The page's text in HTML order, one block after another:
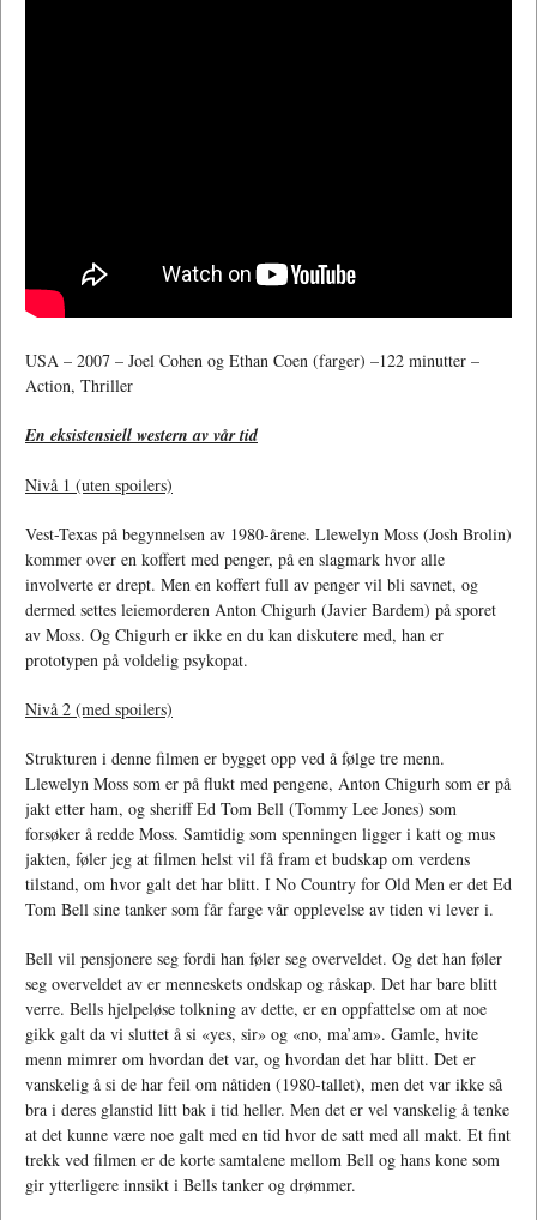
USA – 2007 – Joel Cohen og Ethan Coen (farger) –122 minutter –
Action, Thriller
En eksistensiell western av vår tid
Nivå 1 (uten spoilers)
Vest-Texas på begynnelsen av 1980-årene. Llewelyn Moss (Josh Brolin)
kommer over en koffert med penger, på en slagmark hvor alle
involverte er drept. Men en koffert full av penger vil bli savnet, og
dermed settes leiemorderen Anton Chigurh (Javier Bardem) på sporet
av Moss. Og Chigurh er ikke en du kan diskutere med, han er
prototypen på voldelig psykopat.
Nivå 2 (med spoilers)
Strukturen i denne filmen er bygget opp ved å følge tre menn.
Llewelyn Moss som er på flukt med pengene, Anton Chigurh som er på
jakt etter ham, og sheriff Ed Tom Bell (Tommy Lee Jones) som
forsøker å redde Moss. Samtidig som spenningen ligger i katt og mus
jakten, føler jeg at filmen helst vil få fram et budskap om verdens
tilstand, om hvor galt det har blitt. I No Country for Old Men er det Ed
Tom Bell sine tanker som får farge vår opplevelse av tiden vi lever i.
Bell vil pensjonere seg fordi han føler seg overveldet. Og det han føler
seg overveldet av er menneskets ondskap og råskap. Det har bare blitt
verre. Bells hjelpeløse tolkning av dette, er en oppfattelse om at noe
gikk galt da vi sluttet å si «yes, sir» og «no, ma’am». Gamle, hvite
menn mimrer om hvordan det var, og hvordan det har blitt. Det er
vanskelig å si de har feil om nåtiden (1980-tallet), men det var ikke så
bra i deres glanstid litt bak i tid heller. Men det er vel vanskelig å tenke
at det kunne være noe galt med en tid hvor de satt med all makt. Et fint
trekk ved filmen er de korte samtalene mellom Bell og hans kone som
gir ytterligere innsikt i Bells tanker og drømmer.